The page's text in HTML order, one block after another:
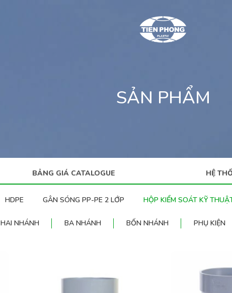
SẢN PHẨM
BẢNG GIÁ CATALOGUE HỆ
HDPE GÂN SÓNG PP-PE 2 LỚP HỘP KIỂM SOÁT KỸ
HAI NHÁNH BA NHÁNH BỐN NHÁNH PHỤ KIỆN